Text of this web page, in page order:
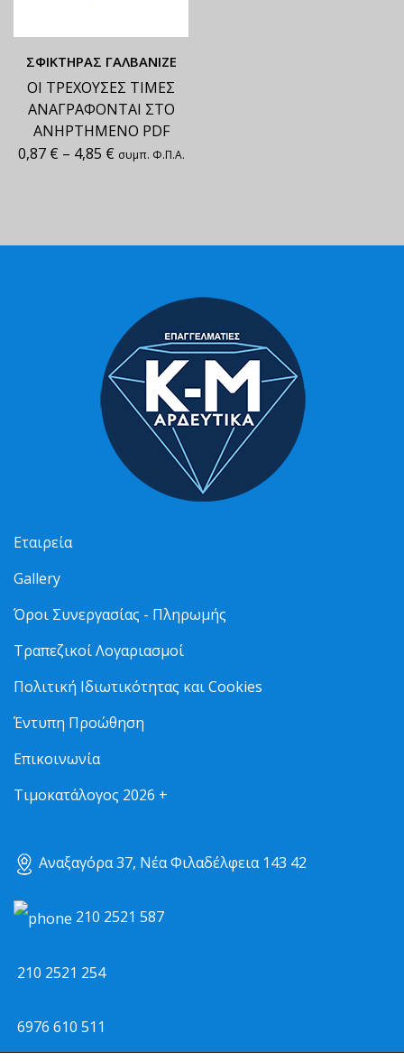
ΣΦΙΚΤΗΡΑΣ ΓΑΛΒΑΝΙΖΕ
ΟΙ ΤΡΕΧΟΥΣΕΣ ΤΙΜΕΣ
ΑΝΑΓΡΑΦΟΝΤΑΙ ΣΤΟ
ΑΝΗΡΤΗΜΕΝΟ PDF
0,87 € – 4,85 € συμπ. Φ.Π.Α.
Εταιρεία
Gallery
Όροι Συνεργασίας - Πληρωμής
Τραπεζικοί Λογαριασμοί
Πολιτική Ιδιωτικότητας και Cookies
Έντυπη Προώθηση
Επικοινωνία
Τιμοκατάλογος 2026 +
Αναξαγόρα 37, Νέα Φιλαδέλφεια 143 42
210 2521 587
210 2521 254
6976 610 511